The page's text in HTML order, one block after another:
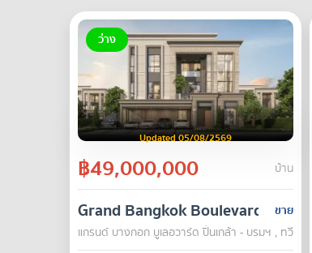
ว่าง
Updated 05/08/2569
฿49,000,000 บ้าน
ขาย
Grand Bangkok Boulevard
แกรนด์ บางกอก บูเลอวาร์ด ปิ่นเกล้า - บรมฯ , ทวีวั